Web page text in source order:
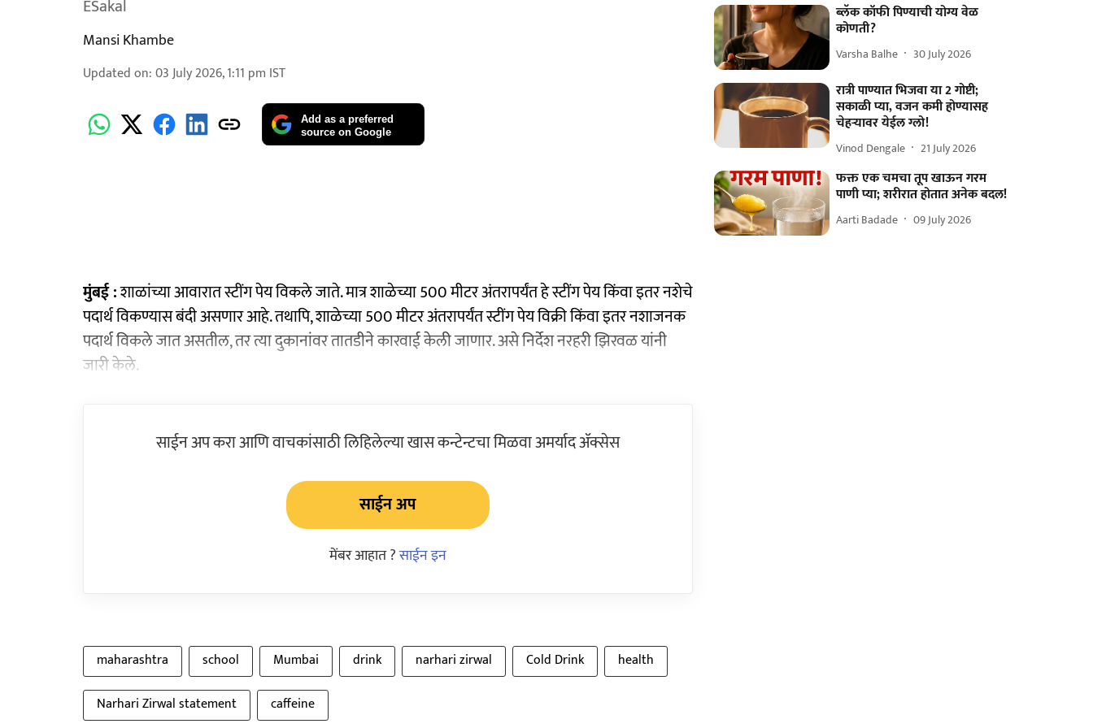
ESakal
Mansi Khambe
Updated on:03 July 2026, 1:11 pm IST
Add as a preferred
source on Google
मुंबई :शाळांच्या आवारात स्टींग पेय विकले जाते. मात्र शाळेच्या 500 मीटर अंतरापर्यंत हे स्टींग पेय किंवा इतर नशेचे
पदार्थ विकण्यास बंदी असणार आहे. तथापि, शाळेच्या 500 मीटर अंतरापर्यंत स्टींग पेय विक्री किंवा इतर नशाजनक
पदार्थ विकले जात असतील, तर त्या दुकानांवर तातडीने कारवाई केली जाणार. असे निर्देश नरहरी झिरवळ यांनी
जारी केले.
साईन अप करा आणि वाचकांसाठी लिहिलेल्या खास कन्टेन्टचा मिळवा अमर्याद ॲक्सेस
साईन अप
मेंबर आहात ?साईन इन
maharashtra school Mumbai drink narhari zirwal Cold Drink
health
Narhari Zirwal statement
caffeine
ब्लॅक कॉफी पिण्याची योग्य वेळ
कोणती?
Varsha Balhe 30 July 2026
रात्री पाण्यात भिजवा या 2 गोष्टी;
सकाळी प्या, वजन कमी होण्यासह
चेहऱ्यावर येईल ग्लो!
Vinod Dengale 21 July 2026
फक्त एक चमचा तूप खाऊन गरम
पाणी प्या; शरीरात होतात अनेक बदल!
Aarti Badade 09 July 2026